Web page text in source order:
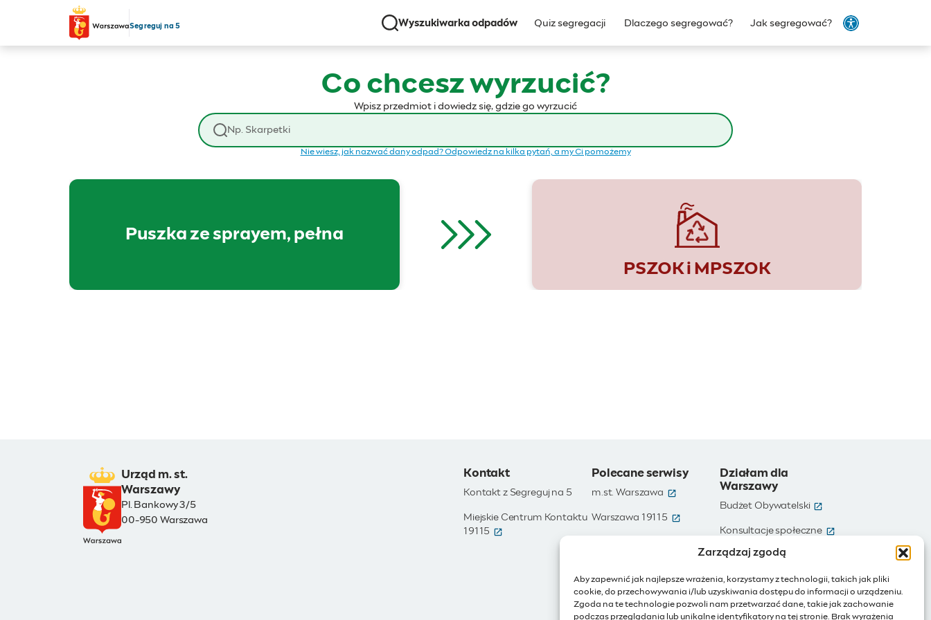
Zarządzaj zgodą
Aby zapewnić jak najlepsze wrażenia, korzystamy z technologii, takich jak pliki
cookie, do przechowywania i/lub uzyskiwania dostępu do informacji o urządzeniu.
Zgoda na te technologie pozwoli nam przetwarzać dane, takie jak zachowanie
podczas przeglądania lub unikalne identyfikatory na tej stronie. Brak wyrażenia
Przejdź do treści
Segreguj na 5 Wyszukiwarka odpadów Quiz segregacji Dlaczego segregować? Jak segregować?
Co chcesz wyrzucić?
Wpisz przedmiot i dowiedz się, gdzie go wyrzucić
Wyszukaj odpad
Nie wiesz, jak nazwać dany odpad? Odpowiedz na kilka pytań, a my Ci pomożemy
Puszka ze sprayem, pełna
PSZOK i MPSZOK
Urząd m. st.
Warszawy
Pl. Bankowy 3/5
00-950 Warszawa
Kontakt
Kontakt z Segreguj na 5
Miejskie Centrum Kontaktu
19115
Polecane serwisy
m.st. Warszawa (otwiera się w nowym oknie)
Warszawa 19115 (otwiera się w nowym oknie)
Zamówienia publiczne (otwiera się w nowym oknie)
IoT - Internet rzeczy (otwiera się w nowym oknie)
Działam dla
Warszawy
Budżet Obywatelski
Konsultacje społeczne (otwiera się w
Ochotnicy Warszawscy (otwiera się w